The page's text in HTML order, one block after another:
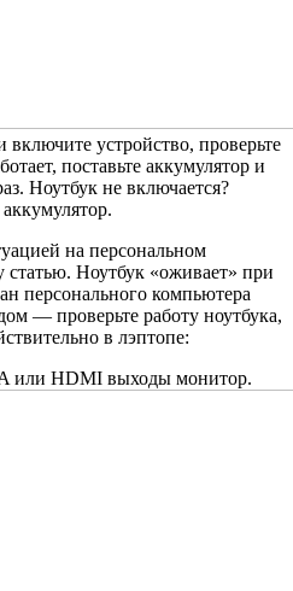
устройство, проверьте
поставьте аккумулятор и
Ноутбук не включается?
на персональном
статью. Ноутбук «оживает» при
персонального компьютера
— проверьте работу ноутбука,
в лэптопе:
или HDMI выходы монитор.